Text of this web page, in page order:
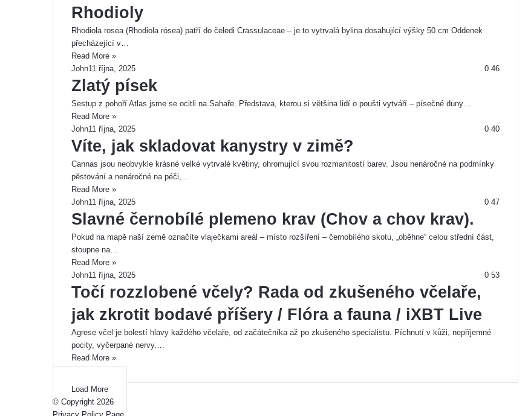
Rhodioly
Rhodiola rosea (Rhodiola rósea) patří do čeledi Crassulaceae – je to vytrvalá bylina dosahující výšky 50 cm Oddenek
přecházející v…
Read More »
John11 října, 2025 0 46
Zlatý písek
Sestup z pohoří Atlas jsme se ocitli na Sahaře. Představa, kterou si většina lidí o poušti vytváří – písečné duny…
Read More »
John11 října, 2025 0 40
Víte, jak skladovat kanystry v zimě?
Cannas jsou neobvykle krásné velké vytrvalé květiny, ohromující svou rozmanitostí barev. Jsou nenáročné na podmínky
pěstování a nenáročné na péči,…
Read More »
John11 října, 2025 0 47
Slavné černobílé plemeno krav (Chov a chov krav).
Pokud na mapě naší země označíte vlaječkami areál – místo rozšíření – černobílého skotu, „oběhne“ celou střední část,
stoupne na…
Read More »
John11 října, 2025 0 53
Točí rozzlobené včely? Rada od zkušeného včelaře,
jak zkrotit bodavé příšery / Flóra a fauna / iXBT Live
Agrese včel je bolestí hlavy každého včelaře, od začátečníka až po zkušeného specialistu. Píchnutí v kůži, nepříjemné
pocity, vyčerpané nervy.…
Read More »
Load More
© Copyright 2026